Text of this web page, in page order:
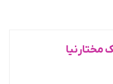
مختارنیا